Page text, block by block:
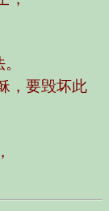
，要毁坏此